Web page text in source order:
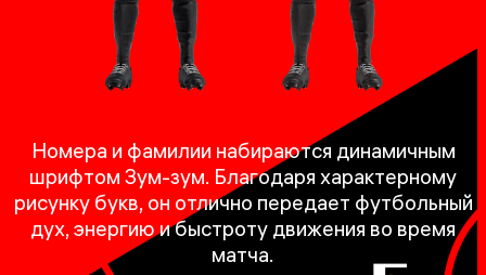
Номера и фамилии набираются динамичным
шрифтом Зум-зум. Благодаря характерному
рисунку букв, он отлично передает футбольный
дух, энергию и быстроту движения во время
матча.